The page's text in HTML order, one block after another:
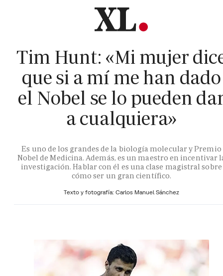
Tim Hunt: «Mi mujer
que si a mí me han dado
el Nobel se lo pueden
a cualquiera»
Es uno de los grandes de la biología molecular y Premio
Nobel de Medicina. Además, es un maestro en incentivar
investigación. Hablar con él es una clase magistral sobre
cómo ser un gran científico.
Texto y fotografía: Carlos Manuel Sánchez